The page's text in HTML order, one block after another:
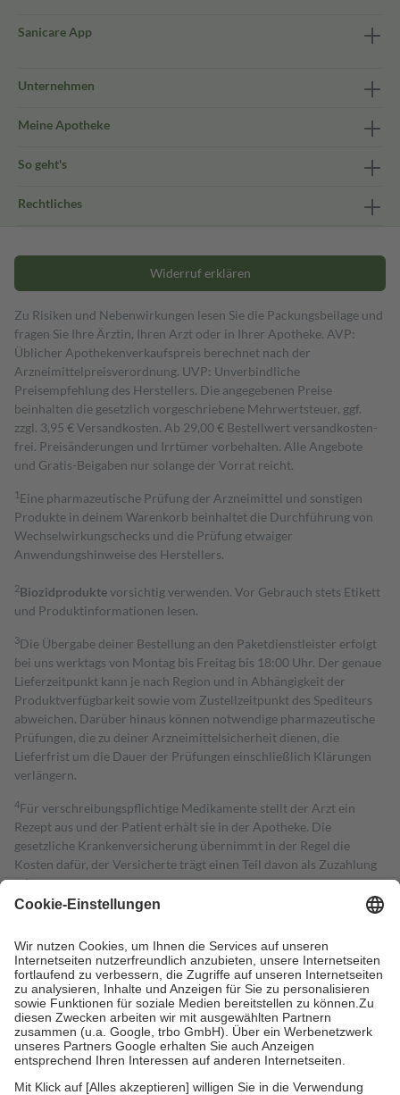
Sanicare App
Unternehmen
Meine Apotheke
So geht's
Rechtliches
Widerruf erklären
Zu Risiken und Nebenwirkungen lesen Sie die Packungsbeilage und
fragen Sie Ihre Ärztin, Ihren Arzt oder in Ihrer Apotheke. AVP:
Üblicher Apothekenverkaufspreis berechnet nach der
Arzneimittelpreisverordnung. UVP: Unverbindliche
Preisempfehlung des Herstellers. Die angegebenen Preise
beinhalten die gesetzlich vorgeschriebene Mehrwertsteuer, ggf.
zzgl. 3,95 € Versandkosten. Ab 29,00 € Bestell­wert versand­kosten­
frei. Preisänderungen und Irrtümer vorbehalten. Alle Angebote
und Gratis-Beigaben nur solange der Vorrat reicht.
1 Eine pharmazeutische Prüfung der Arzneimittel und sonstigen
Produkte in deinem Warenkorb beinhaltet die Durchführung von
Wechselwirkungschecks und die Prüfung etwaiger
Anwendungshinweise des Herstellers.
2Biozidproduktevorsichtig verwenden. Vor Gebrauch stets Etikett
und Produktinformationen lesen.
3Die Übergabe deiner Bestellung an den Paketdienstleister erfolgt
bei uns werktags von Montag bis Freitag bis 18:00 Uhr. Der genaue
Lieferzeitpunkt kann je nach Region und in Abhängigkeit der
Produktverfügbarkeit sowie vom Zustellzeitpunkt des Spediteurs
abweichen. Darüber hinaus können notwendige pharmazeutische
Prüfungen, die zu deiner Arzneimittelsicherheit dienen, die
Lieferfrist um die Dauer der Prüfungen einschließlich Klärungen
verlängern.
4Für verschreibungspflichtige Medikamente stellt der Arzt ein
Rezept aus und der Patient erhält sie in der Apotheke. Die
gesetzliche Krankenversicherung übernimmt in der Regel die
Kosten dafür, der Versicherte trägt einen Teil davon als Zuzahlung
mit.
Grundsätzlich leisten Mitglieder Zuzahlungen in Höhe von zehn
höchstens zehn Euro.
Es sind jedoch nie mehr als die tatsächlichen
Kosten der Leistung zu entrichten.
Diese Regeln gelten grundsätzlich auch für Online-Apotheken.
Bei Heilmitteln und häuslicher Krankenpflege beträgt die
Zuzahlung zehn Prozent der Kosten sowie zehn Euro je
Verordnung.
Um das Engagement der Versicherten für ihre eigene Gesundheit zu
stärken und die besondere Stellung der Familie zu unterstützen,
fallenkeine Zuzahlungenan bei: